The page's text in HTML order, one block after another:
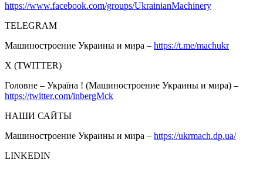
https://www.facebook.com/groups/UkrainianMachinery
TELEGRAM
Машиностроение Украины и мира – https://t.me/machukr
Х (TWITTER)
Головне – Україна ! (Машиностроение Украины и мира) –
https://twitter.com/inbergMck
НАШИ САЙТЫ
Машиностроение Украины и мира – https://ukrmach.dp.ua/
LINKEDIN